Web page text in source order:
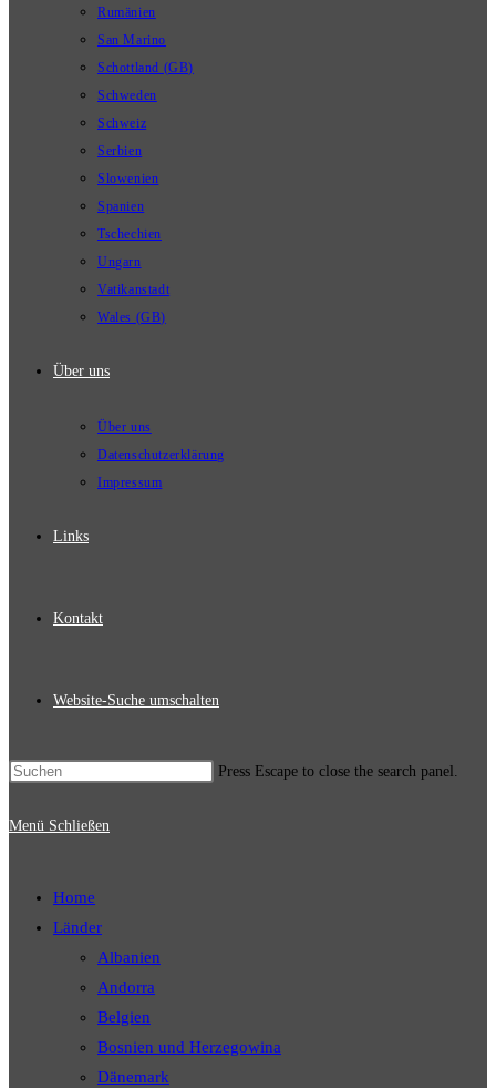
Rumänien
San Marino
Schottland (GB)
Schweden
Schweiz
Serbien
Slowenien
Spanien
Tschechien
Ungarn
Vatikanstadt
Wales (GB)
Über uns
Über uns
Datenschutzerklärung
Impressum
Links
Kontakt
Website-Suche umschalten
Press Escape to close the search panel.
Menü Schließen
Home
Länder
Albanien
Andorra
Belgien
Bosnien und Herzegowina
Dänemark